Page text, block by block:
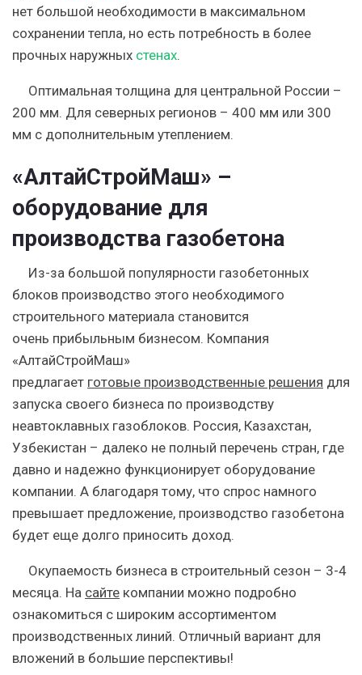
нет большой необходимости в максимальном
сохранении тепла, но есть потребность в более
прочных наружных стенах.
Оптимальная толщина для центральной России –
200 мм. Для северных регионов – 400 мм или 300
мм с дополнительным утеплением.
«АлтайСтройМаш» –
оборудование для
производства газобетона
Из-за большой популярности газобетонных
блоков производство этого необходимого
строительного материала становится
очень прибыльным бизнесом. Компания
«АлтайСтройМаш»
предлагает готовые производственные решения для
запуска своего бизнеса по производству
неавтоклавных газоблоков. Россия, Казахстан,
Узбекистан – далеко не полный перечень стран, где
давно и надежно функционирует оборудование
компании. А благодаря тому, что спрос намного
превышает предложение, производство газобетона
будет еще долго приносить доход.
Окупаемость бизнеса в строительный сезон – 3-4
месяца. На сайте компании можно подробно
ознакомиться с широким ассортиментом
производственных линий. Отличный вариант для
вложений в большие перспективы!